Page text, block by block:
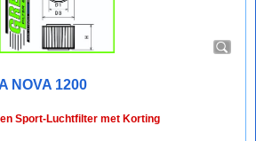
NOVA 1200
Sport-Luchtfilter met Korting